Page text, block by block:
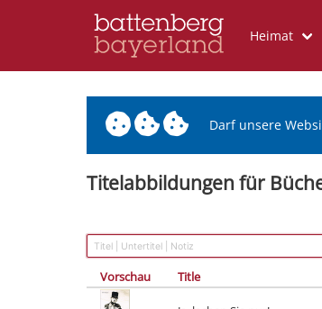
Heimat
Darf unsere
Titelabbildungen für
Vorschau Title